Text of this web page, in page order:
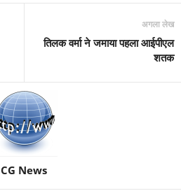
अगला लेख
तिलक वर्मा ने जमाया पहला आईपीएल
शतक
CG News